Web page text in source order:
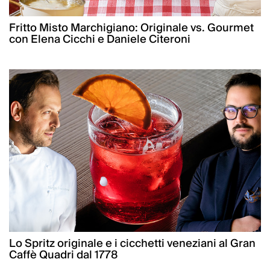
Fritto Misto Marchigiano: Originale vs. Gourmet
con Elena Cicchi e Daniele Citeroni
Lo Spritz originale e i cicchetti veneziani al Gran
Caffè Quadri dal 1778